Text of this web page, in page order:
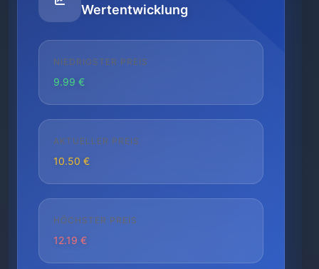
Wertentwicklung
NIEDRIGSTER PREIS
9.99 €
AKTUELLER PREIS
10.50 €
HÖCHSTER PREIS
12.19 €